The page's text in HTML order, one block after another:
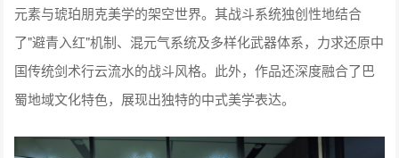
元素与琥珀朋克美学的架空世界。其战斗系统独创性地结合
了"避青入红"机制、混元气系统及多样化武器体系，力求还原中
国传统剑术行云流水的战斗风格。此外，作品还深度融合了巴
蜀地域文化特色，展现出独特的中式美学表达。